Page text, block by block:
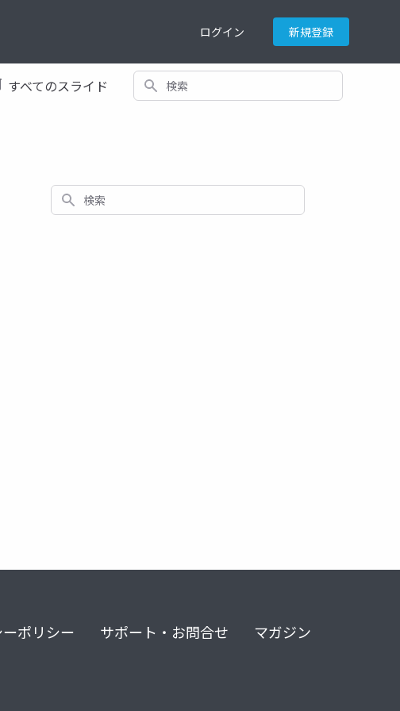
ログイン 新規登録
すべてのスライド 検索
検索
ポリシー サポート・お問合せ マガジン